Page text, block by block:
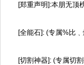
[郑重声明]:本朋无顶
[全能石]: (专属%比
[切割神器]: (专属切